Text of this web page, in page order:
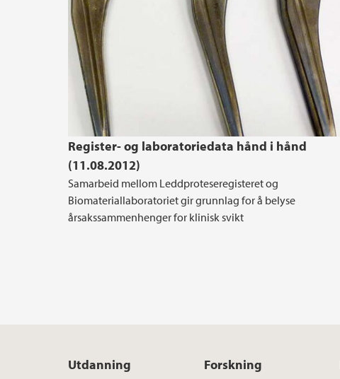
Register- og laboratoriedata hånd i hånd
(11.08.2012)
Samarbeid mellom Leddproteseregisteret og
Biomateriallaboratoriet gir grunnlag for å belyse
årsakssammenhenger for klinisk svikt
Utdanning Forskning